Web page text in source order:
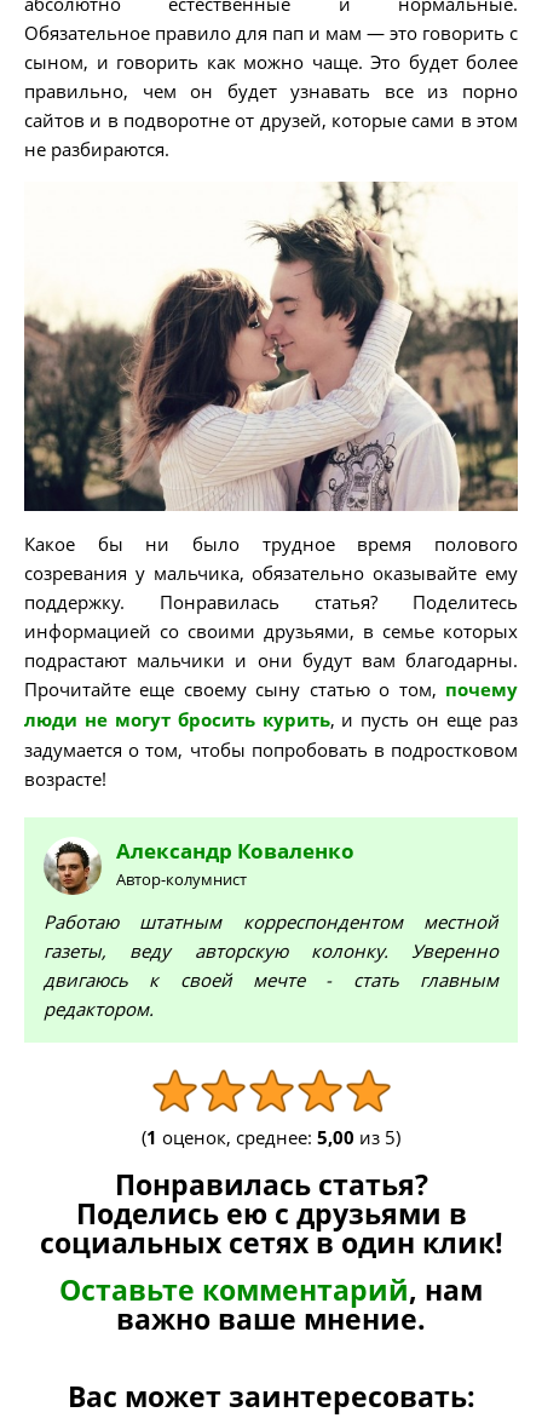
Обязательное правило для пап и мам — это говорить с
сыном, и говорить как можно чаще. Это будет более
правильно, чем он будет узнавать все из порно
сайтов и в подворотне от друзей, которые сами в этом
не разбираются.
Какое бы ни было трудное время полового
созревания у мальчика, обязательно оказывайте ему
поддержку. Понравилась статья? Поделитесь
информацией со своими друзьями, в семье которых
подрастают мальчики и они будут вам благодарны.
Прочитайте еще своему сыну статью о том, почему
люди не могут бросить курить, и пусть он еще раз
задумается о том, чтобы попробовать в подростковом
возрасте!
Александр Коваленко
Автор-колумнист
Работаю штатным корреспондентом местной
газеты, веду авторскую колонку. Уверенно
двигаюсь к своей мечте - стать главным
редактором.
(1 оценок, среднее: 5,00 из 5)
Понравилась статья?
Поделись ею с друзьями в
социальных сетях в один клик!
Оставьте комментарий, нам
важно ваше мнение.
Вас может заинтересовать: